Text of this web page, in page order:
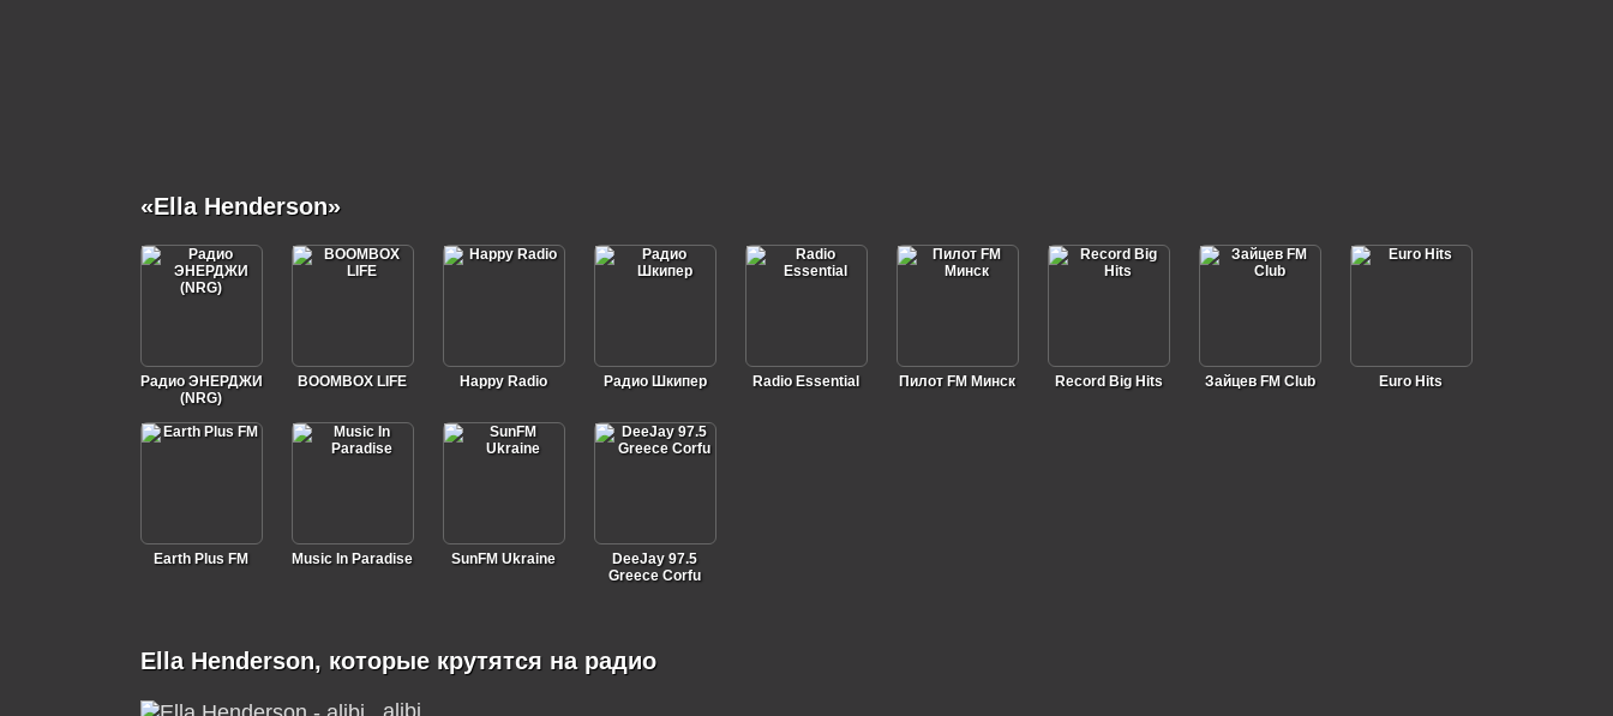
«Ella Henderson»
Радио ЭНЕРДЖИ
(NRG)
BOOMBOX LIFE Happy Radio Радио Шкипер Radio Essential Пилот FM Минск Record Big Hits Зайцев FM Club Euro Hits
Earth Plus FM Music In Paradise SunFM Ukraine
DeeJay 97.5
Greece Corfu
Ella Henderson, которые крутятся на радио
alibi